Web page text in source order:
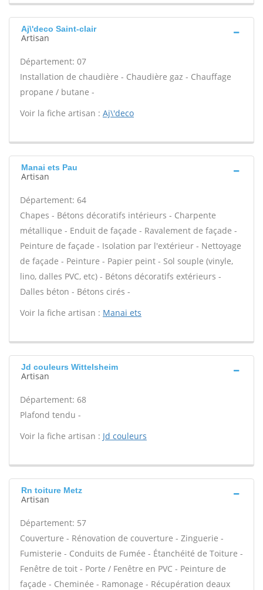
Aj\'deco Saint-clair
Artisan
Département: 07
Installation de chaudière - Chaudière gaz - Chauffage
propane / butane -
Voir la fiche artisan : Aj\'deco
Manai ets Pau
Artisan
Département: 64
Chapes - Bétons décoratifs intérieurs - Charpente
métallique - Enduit de façade - Ravalement de façade -
Peinture de façade - Isolation par l'extérieur - Nettoyage
de façade - Peinture - Papier peint - Sol souple (vinyle,
lino, dalles PVC, etc) - Bétons décoratifs extérieurs -
Dalles béton - Bétons cirés -
Voir la fiche artisan : Manai ets
Jd couleurs Wittelsheim
Artisan
Département: 68
Plafond tendu -
Voir la fiche artisan : Jd couleurs
Rn toiture Metz
Artisan
Département: 57
Couverture - Rénovation de couverture - Zinguerie -
Fumisterie - Conduits de Fumée - Étanchéité de Toiture -
Fenêtre de toit - Porte / Fenêtre en PVC - Peinture de
façade - Cheminée - Ramonage - Récupération deaux